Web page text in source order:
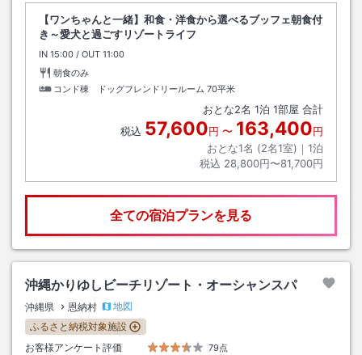
【ワンちゃんと一緒】和食・洋食から選べるブッフェ朝食付
き～愛犬と過ごすリゾートライフ
IN チェックイン
15:00 / OUT チェックアウト
11:00
朝食のみ
コンド棟 ドッグフレンドリールーム 70平米
おとな2名 1泊 1部屋 合計
税込 57,600円 〜 163,400円
おとな1名 (2名1室)｜ 1泊
税込 28,800円〜81,700円
全ての宿泊プランを見る
沖縄かりゆしビーチリゾート・オーシャンスパ
沖縄県 恩納村
地図
ふるさと納税対象施設
お客様アンケート評価
79点